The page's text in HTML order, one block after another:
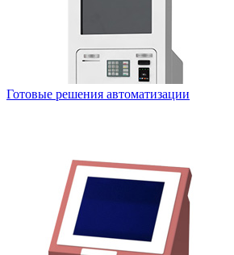
Готовые решения автоматизации